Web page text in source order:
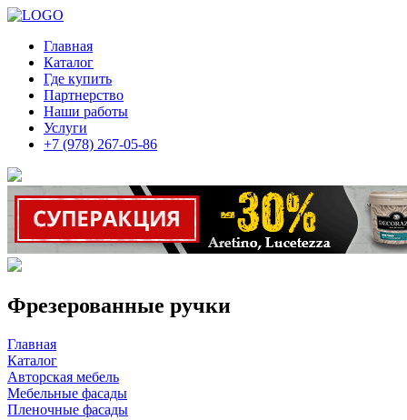
Главная
Каталог
Где купить
Партнерство
Наши работы
Услуги
+7 (978) 267-05-86
Фрезерованные ручки
Главная
Каталог
Авторская мебель
Мебельные фасады
Пленочные фасады